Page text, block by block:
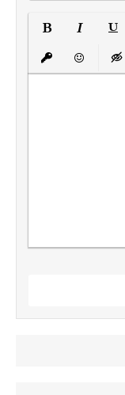
Вставить